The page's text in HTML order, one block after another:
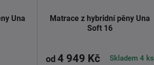
Una
Matrace z hybridní pěny Una
Soft 16
od 4 949 Kč Skladem 4 ks